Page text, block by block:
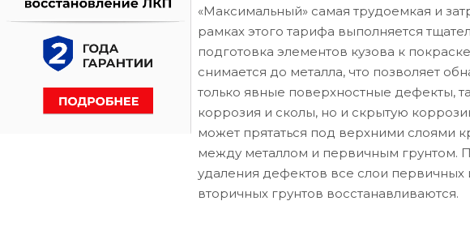
«Максимальный» самая трудоемкая и
рамках этого тарифа выполняется
подготовка элементов кузова к
снимается до металла, что позволяет
только явные поверхностные дефекты,
коррозия и сколы, но и скрытую
может прятаться под верхними слоями
между металлом и первичным грунтом.
удаления дефектов все слои первичных
вторичных грунтов восстанавливаются.